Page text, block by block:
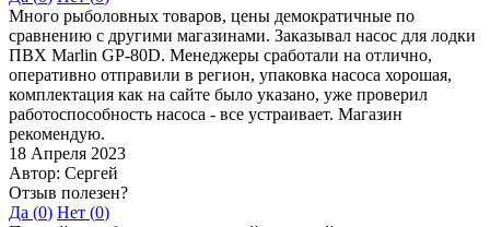
Много рыболовных товаров, цены демократичные по
сравнению с другими магазинами. Заказывал насос для лодки
ПВХ Marlin GP-80D. Менеджеры сработали на отлично,
оперативно отправили в регион, упаковка насоса хорошая,
комплектация как на сайте было указано, уже проверил
работоспособность насоса - все устраивает. Магазин
рекомендую.
18 Апреля 2023
Автор: Сергей
Отзыв полезен?
Да (0) Нет (0)